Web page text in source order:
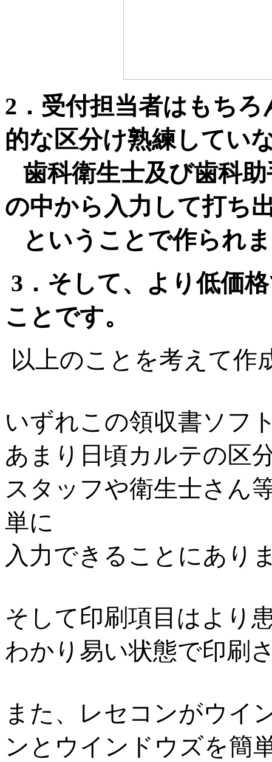
2 ．受付担当者はもち
的な区分け熟練してい
歯科衛生士及び歯科
の中から入力して打ち
ということで作られ
3 ．そして、より低価
ことです。
以上のことを考えて作
いずれこの領収書ソフ
あまり日頃カルテの区
スタッフや衛生士さん
単に
入力できることにあり
そして印刷項目はより
わかり易い状態で印刷
また、レセコンがウイ
ンとウインドウズを簡